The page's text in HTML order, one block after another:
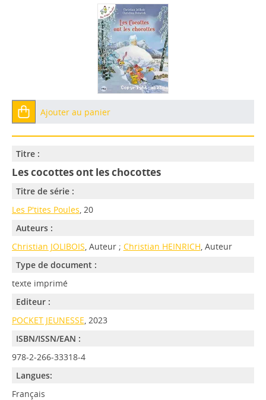
Ajouter au panier
Titre :
Les cocottes ont les chocottes
Titre de série :
Les P'tites Poules, 20
Auteurs :
Christian JOLIBOIS, Auteur ; Christian HEINRICH, Auteur
Type de document :
texte imprimé
Editeur :
POCKET JEUNESSE, 2023
ISBN/ISSN/EAN :
978-2-266-33318-4
Langues:
Français